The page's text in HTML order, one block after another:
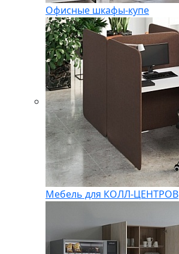
Офисные шкафы-купе
Мебель для КОЛЛ-ЦЕНТРОВ